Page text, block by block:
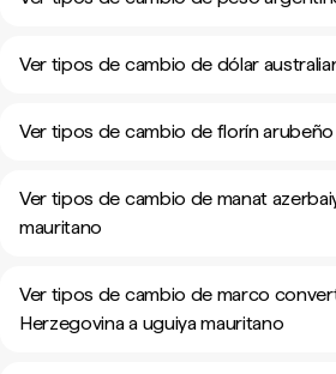
Ver tipos de cambio de dólar
Ver tipos de cambio de florín arubeño
Ver tipos de cambio de manat
mauritano
Ver tipos de cambio de marco
Herzegovina a uguiya mauritano